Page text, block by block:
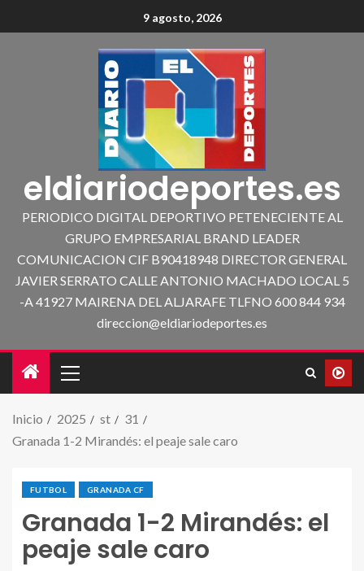
9 agosto, 2026
eldiariodeportes.es
PERIODICO DIGITAL DEPORTIVO PETENECIENTE AL
GRUPO EMPRESARIAL BRAND LEADER
COMUNICACION CIF B90418948 DIRECTOR GENERAL
JAVIER SERRATO CALLE ANTONIO MACHADO LOCAL 5
-A 41927 MAIRENA DEL ALJARAFE TLFNO 600 844 934
direccion@eldiariodeportes.es
Inicio 2025 st
31
Granada 1-2 Mirandés: el peaje sale caro
FUTBOL GRANADA CF
Granada 1-2 Mirandés: el
peaje sale caro
Manu Lama y Carlos Fernández disputan un balón